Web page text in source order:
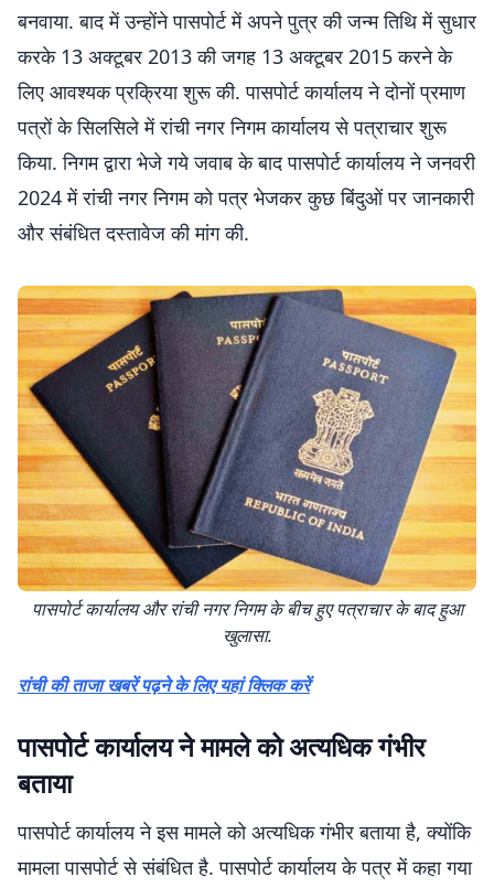
बनवाया. बाद में उन्होंने पासपोर्ट में अपने पुत्र की जन्म तिथि में सुधार
करके 13 अक्टूबर 2013 की जगह 13 अक्टूबर 2015 करने के
लिए आवश्यक प्रक्रिया शुरू की. पासपोर्ट कार्यालय ने दोनों प्रमाण
पत्रों के सिलसिले में रांची नगर निगम कार्यालय से पत्राचार शुरू
किया. निगम द्वारा भेजे गये जवाब के बाद पासपोर्ट कार्यालय ने जनवरी
2024 में रांची नगर निगम को पत्र भेजकर कुछ बिंदुओं पर जानकारी
और संबंधित दस्तावेज की मांग की.
पासपोर्ट कार्यालय और रांची नगर निगम के बीच हुए पत्राचार के बाद हुआ
खुलासा.
रांची की ताजा खबरें पढ़ने के लिए यहां क्लिक करें
पासपोर्ट कार्यालय ने मामले को अत्यधिक गंभीर
बताया
पासपोर्ट कार्यालय ने इस मामले को अत्यधिक गंभीर बताया है, क्योंकि
मामला पासपोर्ट से संबंधित है. पासपोर्ट कार्यालय के पत्र में कहा गया